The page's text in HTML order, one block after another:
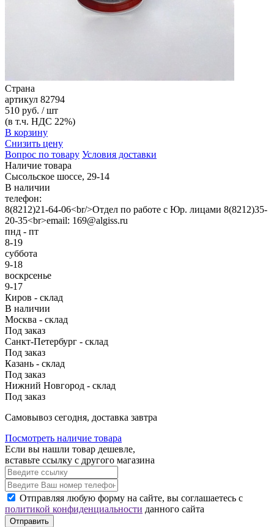
Страна
артикул 82794
510 руб. / шт
(в т.ч. НДС 22%)
В корзину
Снизить цену
Вопрос по товару Условия доставки
Наличие товара
Сысольское шоссе, 29-14
В наличии
телефон:
8(8212)21-64-06<br/>Отдел по работе с Юр. лицами 8(8212)35-
20-35<br>email: 169@algiss.ru
пнд - пт
8-19
суббота
9-18
воскрсенье
9-17
Киров - склад
В наличии
Москва - склад
Под заказ
Санкт-Петербург - склад
Под заказ
Казань - склад
Под заказ
Нижний Новгород - склад
Под заказ
Cамовывоз сегодня, доставка завтра
Посмотреть наличие товара
Если вы нашли товар дешевле,
вставьте ссылку с другого магазина
Отправляя любую форму на сайте, вы соглашаетесь с
политикой конфиденциальности данного сайта
Отправить